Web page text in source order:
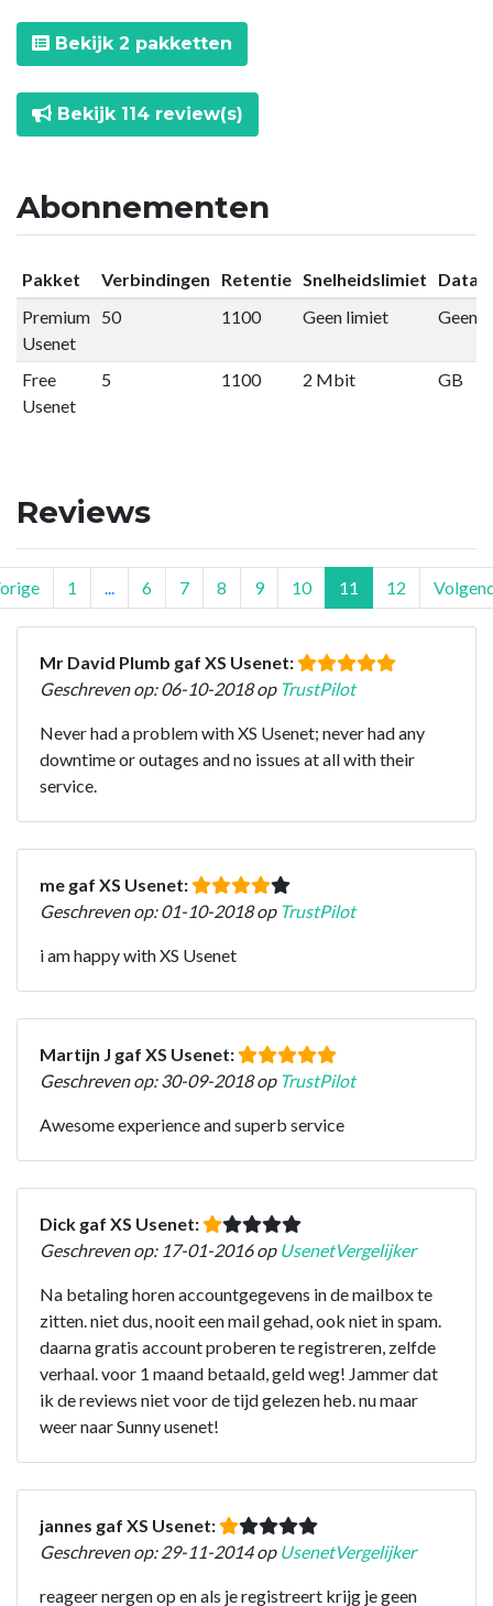
Bekijk 2 pakketten
Bekijk 114 review(s)
Abonnementen
Pakket Verbindingen Retentie Snelheidslimiet
Premium
Usenet
50 1100 Geen limiet Geen
Free
Usenet
5 1100 2 Mbit GB
Reviews
1 6 7 8 9 10 11 12
Mr David Plumb gaf XS Usenet:
Geschreven op: 06-10-2018 op TrustPilot
Never had a problem with XS Usenet; never had any
downtime or outages and no issues at all with their
service.
me gaf XS Usenet:
Geschreven op: 01-10-2018 op TrustPilot
i am happy with XS Usenet
Martijn J gaf XS Usenet:
Geschreven op: 30-09-2018 op TrustPilot
Awesome experience and superb service
Dick gaf XS Usenet:
Geschreven op: 17-01-2016 op UsenetVergelijker
Na betaling horen accountgegevens in de mailbox te
zitten. niet dus, nooit een mail gehad, ook niet in spam.
daarna gratis account proberen te registreren, zelfde
verhaal. voor 1 maand betaald, geld weg! Jammer dat
ik de reviews niet voor de tijd gelezen heb. nu maar
weer naar Sunny usenet!
jannes gaf XS Usenet:
Geschreven op: 29-11-2014 op UsenetVergelijker
reageer nergen op en als je registreert krijg je geen